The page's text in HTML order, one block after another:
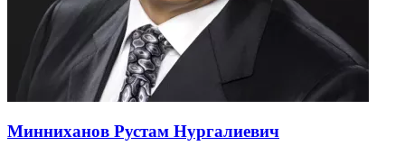
Минниханов Рустам Нургалиевич